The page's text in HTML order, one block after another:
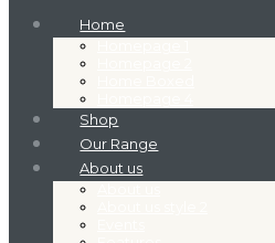
Home
Shop
Our Range
About us